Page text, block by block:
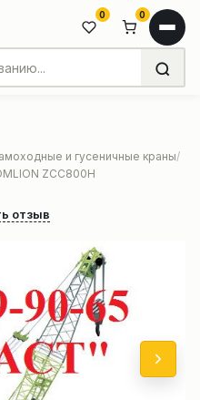
0 0
и гусеничные краны
ZCC800H
отзыв